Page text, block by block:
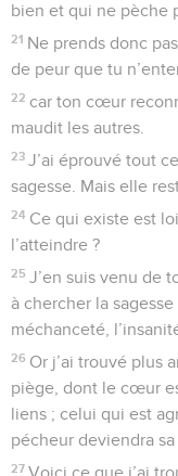
bien et qui ne pèche
21 Ne prends donc
de peur que tu
22 car ton cœur
maudit les autres.
23 J’ai éprouvé tout
sagesse. Mais elle
24 Ce qui existe est
l’atteindre ?
25 J’en suis venu de
à chercher la
méchanceté,
26 Or j’ai trouvé plus
piège, dont le cœur
liens ; celui qui est
pécheur deviendra sa
27 Voici ce que j’ai